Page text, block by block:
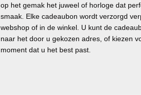
op het gemak het juweel of horloge dat
smaak. Elke cadeaubon wordt verzorgd
webshop of in de winkel. U kunt de
naar het door u gekozen adres, of kiezen
moment dat u het best past.